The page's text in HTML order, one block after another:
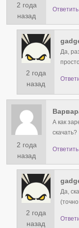
2 года
назад
Ответить
2 года
назад
Да,
2 года
назад
А как
скачать?
Ответить
2 года
назад
Да,